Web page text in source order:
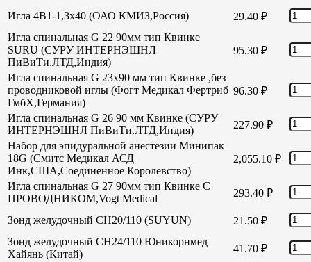
Игла 4В1-1,3х40 (ОАО КМИЗ,Россия) 29.40 ₽
Игла спинальная G 22 90мм тип Квинке
SURU (СУРУ ИНТЕРНЭШНЛ
ПиВиТи.ЛТД,Индия)
95.30 ₽
Игла спинальная G 23х90 мм тип Квинке ,без
проводниковой иглы (Фогт Медикал Фертриб
ГмбХ,Германия)
96.30 ₽
Игла спинальная G 26 90 мм Квинке (СУРУ
ИНТЕРНЭШНЛ ПиВиТи.ЛТД,Индия)
227.90 ₽
Набор для эпидуральной анестезии Минипак
18G (Смитс Медикал АСД
Инк,США,Соединенное Королевство)
2,055.10 ₽
Игла спинальная G 27 90мм тип Квинке С
ПРОВОДНИКОМ,Vogt Medical
293.40 ₽
Зонд желудочный СН20/110 (SUYUN) 21.50 ₽
Зонд желудочный СН24/110 Юникорнмед
Хайянь (Китай)
41.70 ₽